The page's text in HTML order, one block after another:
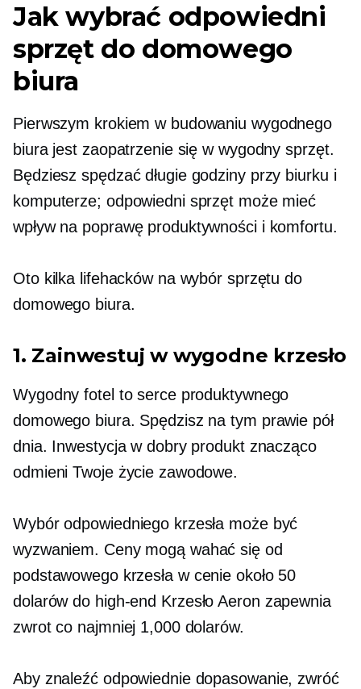
Jak wybrać odpowiedni
sprzęt do domowego
biura
Pierwszym krokiem w budowaniu wygodnego
biura jest zaopatrzenie się w wygodny sprzęt.
Będziesz spędzać długie godziny przy biurku i
komputerze; odpowiedni sprzęt może mieć
wpływ na poprawę produktywności i komfortu.
Oto kilka lifehacków na wybór sprzętu do
domowego biura.
1. Zainwestuj w wygodne krzesło
Wygodny fotel to serce produktywnego
domowego biura. Spędzisz na tym prawie pół
dnia. Inwestycja w dobry produkt znacząco
odmieni Twoje życie zawodowe.
Wybór odpowiedniego krzesła może być
wyzwaniem. Ceny mogą wahać się od
podstawowego krzesła w cenie około 50
dolarów do high-end Krzesło Aeron zapewnia
zwrot co najmniej 1,000 dolarów.
Aby znaleźć odpowiednie dopasowanie, zwróć